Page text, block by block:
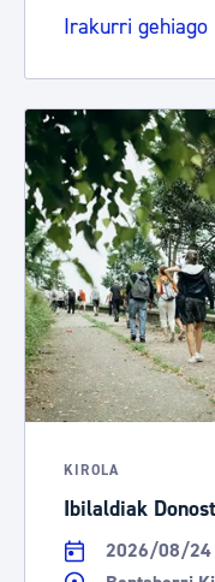
Irakurri gehiago
KIROLA
Ibilaldiak
2026/08/24